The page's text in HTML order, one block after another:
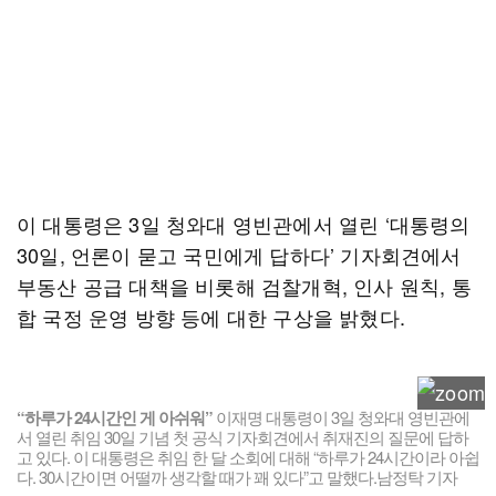
이 대통령은 3일 청와대 영빈관에서 열린 ‘대통령의
30일, 언론이 묻고 국민에게 답하다’ 기자회견에서
부동산 공급 대책을 비롯해 검찰개혁, 인사 원칙, 통
합 국정 운영 방향 등에 대한 구상을 밝혔다.
“하루가 24시간인 게 아쉬워”이재명 대통령이 3일 청와대 영빈관에
서 열린 취임 30일 기념 첫 공식 기자회견에서 취재진의 질문에 답하
고 있다. 이 대통령은 취임 한 달 소회에 대해 “하루가 24시간이라 아쉽
다. 30시간이면 어떨까 생각할 때가 꽤 있다”고 말했다.남정탁 기자